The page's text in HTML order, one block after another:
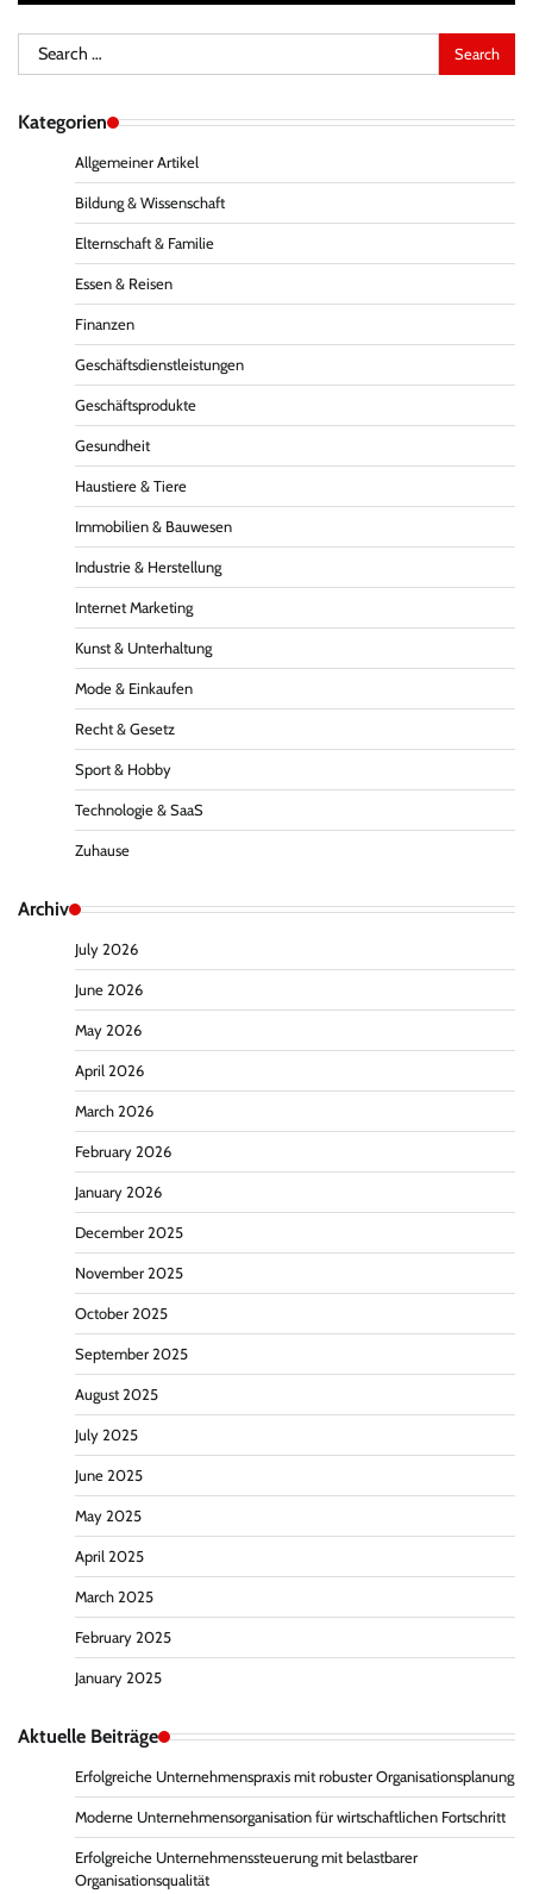
Search
for:
Kategorien
Allgemeiner Artikel
Bildung & Wissenschaft
Elternschaft & Familie
Essen & Reisen
Finanzen
Geschäftsdienstleistungen
Geschäftsprodukte
Gesundheit
Haustiere & Tiere
Immobilien & Bauwesen
Industrie & Herstellung
Internet Marketing
Kunst & Unterhaltung
Mode & Einkaufen
Recht & Gesetz
Sport & Hobby
Technologie & SaaS
Zuhause
Archiv
July 2026
June 2026
May 2026
April 2026
March 2026
February 2026
January 2026
December 2025
November 2025
October 2025
September 2025
August 2025
July 2025
June 2025
May 2025
April 2025
March 2025
February 2025
January 2025
Aktuelle Beiträge
Erfolgreiche Unternehmenspraxis mit robuster Organisationsplanung
Moderne Unternehmensorganisation für wirtschaftlichen Fortschritt
Erfolgreiche Unternehmenssteuerung mit belastbarer
Organisationsqualität